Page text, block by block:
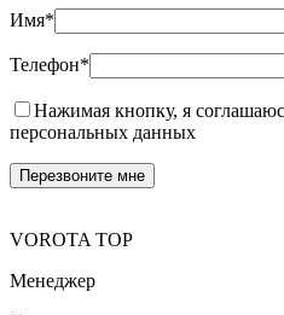
Имя*
Телефон*
Нажимая кнопку, я
персональных данных
VOROTA TOP
Менеджер